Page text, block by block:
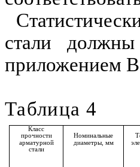
стали должны
приложением
Таблица 4
Класс
прочности
Номинальные
арматурной
стали
диаметры, мм